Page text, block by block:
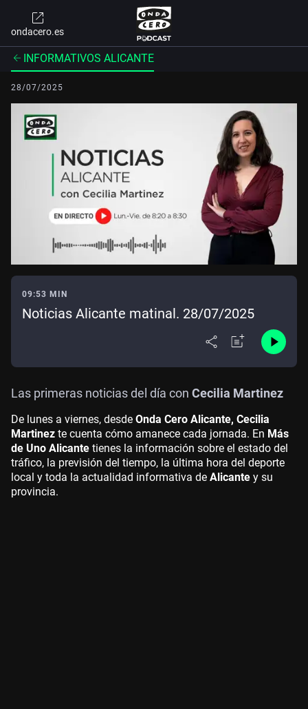
ondacero.es
INFORMATIVOS ALICANTE
28/07/2025
09:53 MIN
Noticias Alicante matinal. 28/07/2025
Las primeras noticias del día con Cecilia Martinez
De lunes a viernes, desde Onda Cero Alicante, Cecilia
Martinez te cuenta cómo amanece cada jornada. En Más
de Uno Alicante tienes la información sobre el estado del
tráfico, la previsión del tiempo, la última hora del deporte
local y toda la actualidad informativa de Alicante y su
provincia.